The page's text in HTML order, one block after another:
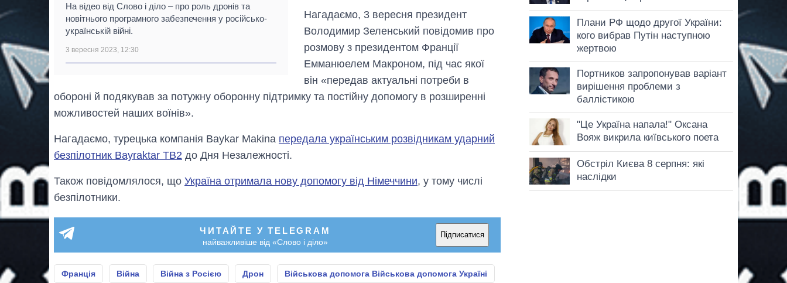
На відео від Слово і діло – про роль дронів та
новітнього програмного забезпечення у російсько-
українській війні.
3 вересня 2023, 12:30
Нагадаємо, 3 вересня президент
Володимир Зеленський повідомив про
розмову з президентом Франції
Емманюелем Макроном, під час якої
він «передав актуальні потреби в
обороні й подякував за потужну оборонну підтримку та постійну допомогу в розширенні
можливостей наших воїнів».
Нагадаємо, турецька компанія Baykar Makina передала українським розвідникам ударний
безпілотник Bayraktar ТВ2 до Дня Незалежності.
Також повідомлялося, що Україна отримала нову допомогу від Німеччини, у тому числі
безпілотники.
ЧИТАЙТЕ У TELEGRAM
найважливіше від «Слово і діло»
Підписатися
Франція Війна Війна з Росією Дрон Військова допомога Військова допомога Україні